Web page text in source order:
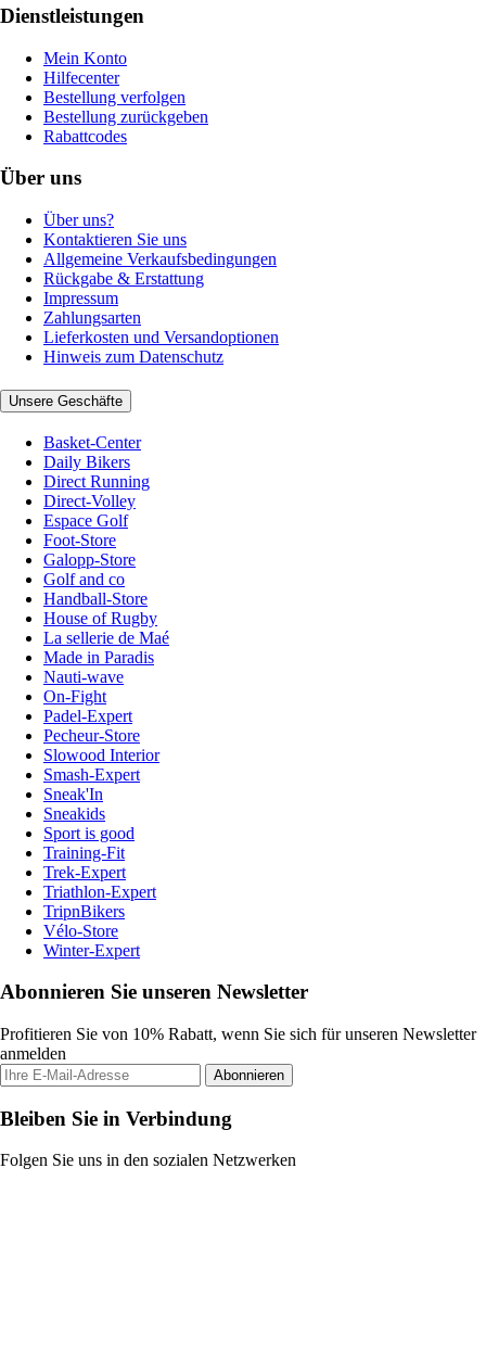
Dienstleistungen
Mein Konto
Hilfecenter
Bestellung verfolgen
Bestellung zurückgeben
Rabattcodes
Über uns
Über uns?
Kontaktieren Sie uns
Allgemeine Verkaufsbedingungen
Rückgabe & Erstattung
Impressum
Zahlungsarten
Lieferkosten und Versandoptionen
Hinweis zum Datenschutz
Unsere Geschäfte
Basket-Center
Daily Bikers
Direct Running
Direct-Volley
Espace Golf
Foot-Store
Galopp-Store
Golf and co
Handball-Store
House of Rugby
La sellerie de Maé
Made in Paradis
Nauti-wave
On-Fight
Padel-Expert
Pecheur-Store
Slowood Interior
Smash-Expert
Sneak'In
Sneakids
Sport is good
Training-Fit
Trek-Expert
Triathlon-Expert
TripnBikers
Vélo-Store
Winter-Expert
Abonnieren Sie unseren Newsletter
Profitieren Sie von 10% Rabatt, wenn Sie sich für unseren Newsletter
anmelden
Abonnieren
Bleiben Sie in Verbindung
Folgen Sie uns in den sozialen Netzwerken